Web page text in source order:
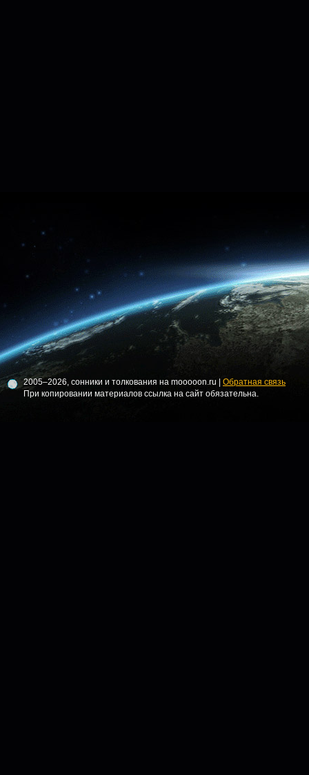
2005–2026, сонники и толкования на mooooon.ru | Обратная связь
При копировании материалов ссылка на сайт обязательна.